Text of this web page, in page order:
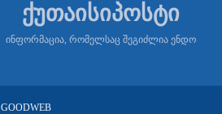
ქუთაისიპოსტი
ინფორმაცია, რომელსაც შეგიძლია ენდო
GOODWEB